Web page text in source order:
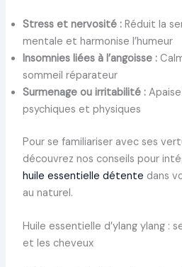
Stress et nervosité :Réduit la
mentale et harmonise l’humeur
Insomnies liées à l’angoisse :
sommeil réparateur
Surmenage ou irritabilité :
psychiques et physiques
Pour se familiariser avec ses
découvrez nos conseils pour
huile essentielle détente dans
au naturel.
Huile essentielle d’ylang ylang :
et les cheveux